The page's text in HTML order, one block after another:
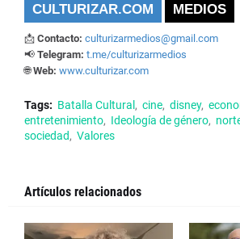
CULTURIZAR.COM MEDIOS
📩 Contacto: culturizarmedios@gmail.com
📢 Telegram: t.me/culturizarmedios
🌐Web: www.culturizar.com
Tags: Batalla Cultural cine disney
entretenimiento
Ideología de género
sociedad
Valores
Artículos relacionados